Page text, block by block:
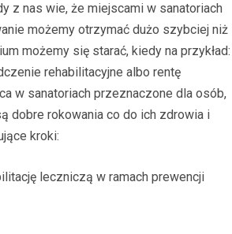
z nas wie, że miejscami w sanatoriach
możemy otrzymać dużo szybciej niż
możemy się starać, kiedy na przykład:
rehabilitacyjne albo rentę
w sanatoriach przeznaczone dla osób,
dobre rokowania co do ich zdrowia i
kroki:
leczniczą w ramach prewencji